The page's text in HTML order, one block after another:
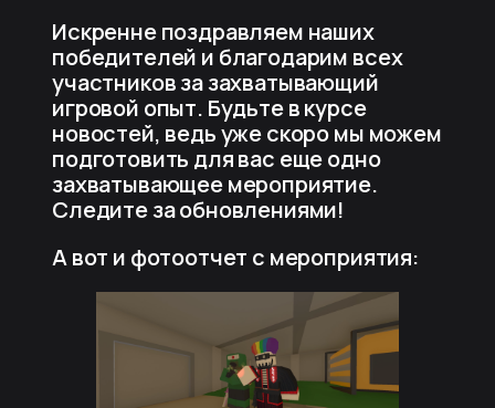
Искренне поздравляем наших
победителей и благодарим всех
участников за захватывающий
игровой опыт. Будьте в курсе
новостей, ведь уже скоро мы можем
подготовить для вас еще одно
захватывающее мероприятие.
Следите за обновлениями!
А вот и фотоотчет с мероприятия: